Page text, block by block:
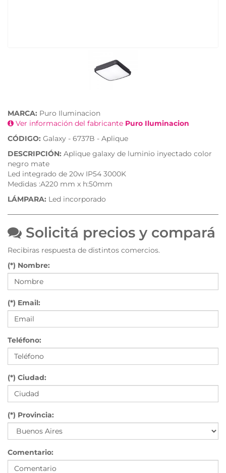
MARCA: Puro Iluminacion
Ver información del fabricante Puro Iluminacion
CÓDIGO: Galaxy - 6737B - Aplique
DESCRIPCIÓN: Aplique galaxy de luminio inyectado color
negro mate
Led integrado de 20w IP54 3000K
Medidas :A220 mm x h:50mm
LÁMPARA: Led incorporado
Solicitá precios y compará
Recibiras respuesta de distintos comercios.
(*) Nombre:
(*) Email:
Teléfono:
(*) Ciudad:
(*) Provincia:
Comentario: